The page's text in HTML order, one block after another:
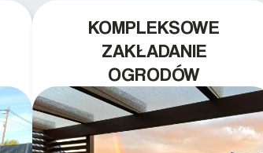
KOMPLEKSOWE
ZAKŁADANIE
OGRODÓW